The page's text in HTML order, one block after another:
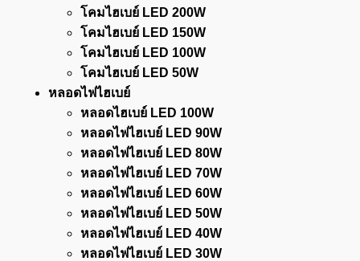
โคมไฮเบย์ LED 200W
โคมไฮเบย์ LED 150W
โคมไฮเบย์ LED 100W
โคมไฮเบย์ LED 50W
หลอดไฟไฮเบย์
หลอดไฮเบย์ LED 100W
หลอดไฟไฮเบย์ LED 90W
หลอดไฟไฮเบย์ LED 80W
หลอดไฟไฮเบย์ LED 70W
หลอดไฟไฮเบย์ LED 60W
หลอดไฟไฮเบย์ LED 50W
หลอดไฟไฮเบย์ LED 40W
หลอดไฟไฮเบย์ LED 30W